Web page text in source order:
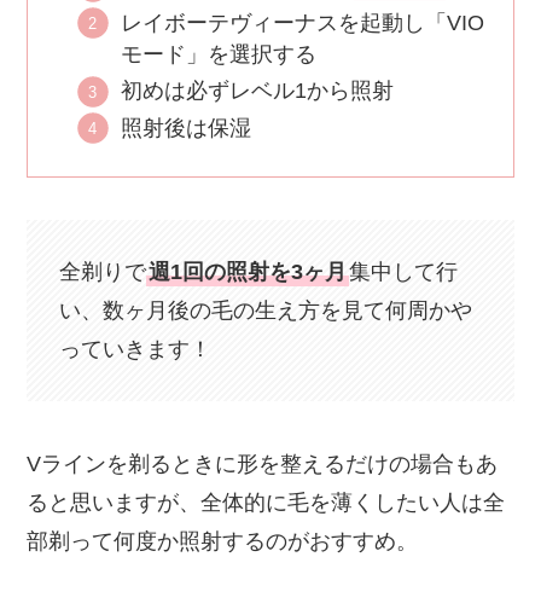
レイボーテヴィーナスを起動し「VIO
モード」を選択する
初めは必ずレベル1から照射
照射後は保湿
全剃りで週1回の照射を3ヶ月集中して行
い、数ヶ月後の毛の生え方を見て何周かや
っていきます！
Vラインを剃るときに形を整えるだけの場合もあ
ると思いますが、全体的に毛を薄くしたい人は全
部剃って何度か照射するのがおすすめ。